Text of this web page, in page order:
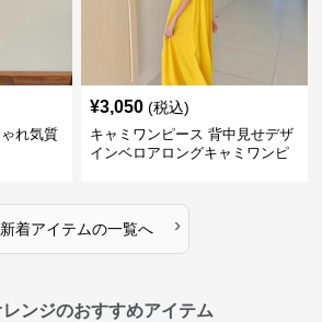
れ気質
¥3,050 (税込)
キャミワンピース 背中見せデザ
インベロアロングキャミワンピ
新着アイテムの一覧へ ›
ンジのおすすめアイテム